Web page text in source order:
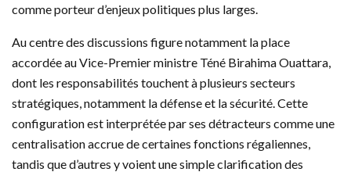
comme porteur d’enjeux politiques plus larges.
Au centre des discussions figure notamment la place
accordée au Vice-Premier ministre Téné Birahima Ouattara,
dont les responsabilités touchent à plusieurs secteurs
stratégiques, notamment la défense et la sécurité. Cette
configuration est interprétée par ses détracteurs comme une
centralisation accrue de certaines fonctions régaliennes,
tandis que d’autres y voient une simple clarification des